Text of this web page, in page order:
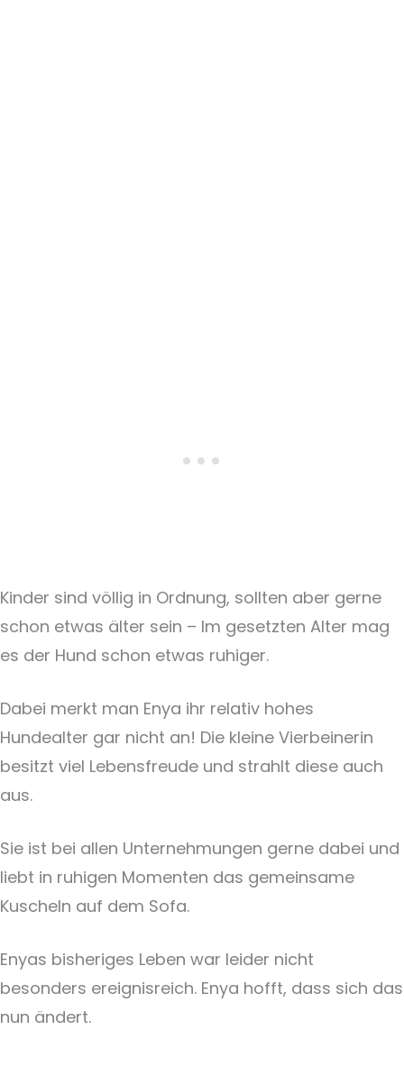
Kinder sind völlig in Ordnung, sollten aber gerne
schon etwas älter sein – Im gesetzten Alter mag
es der Hund schon etwas ruhiger.
Dabei merkt man Enya ihr relativ hohes
Hundealter gar nicht an! Die kleine Vierbeinerin
besitzt viel Lebensfreude und strahlt diese auch
aus.
Sie ist bei allen Unternehmungen gerne dabei und
liebt in ruhigen Momenten das gemeinsame
Kuscheln auf dem Sofa.
Enyas bisheriges Leben war leider nicht
besonders ereignisreich. Enya hofft, dass sich das
nun ändert.